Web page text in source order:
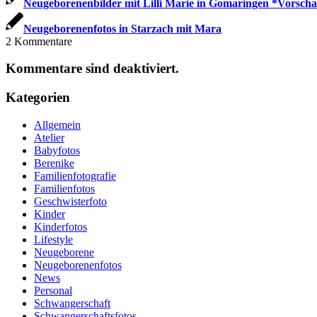
Neugeborenenbilder mit Lilli Marie in Gomaringen
Neugeborenenfotos in Starzach mit Mara
2 Kommentare
Kommentare sind deaktiviert.
Kategorien
Allgemein
Atelier
Babyfotos
Berenike
Familienfotografie
Familienfotos
Geschwisterfoto
Kinder
Kinderfotos
Lifestyle
Neugeborene
Neugeborenenfotos
News
Personal
Schwangerschaft